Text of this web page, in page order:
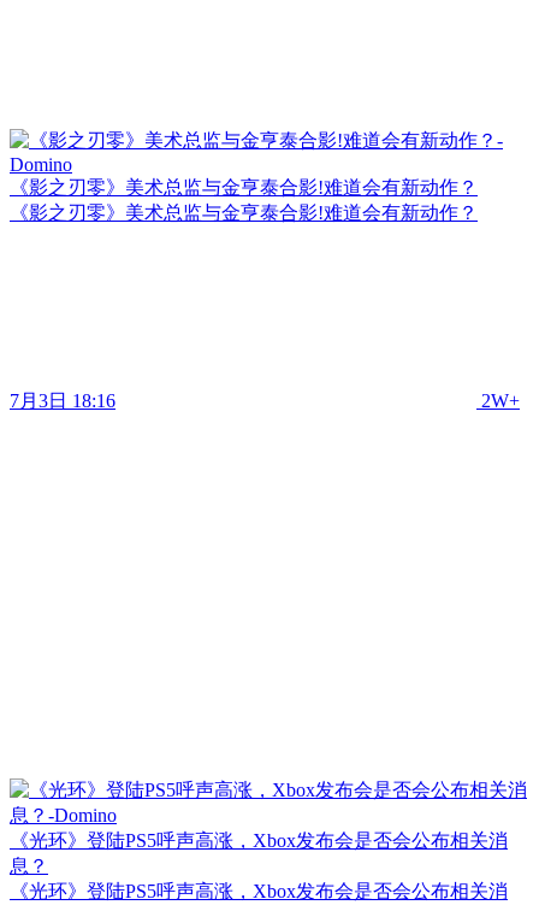
《影之刃零》美术总监与金亨泰合影!难道会有新动作？
《影之刃零》美术总监与金亨泰合影!难道会有新动作？
7月3日 18:16 2W+
《光环》登陆PS5呼声高涨，Xbox发布会是否会公布相关消
息？
《光环》登陆PS5呼声高涨，Xbox发布会是否会公布相关消